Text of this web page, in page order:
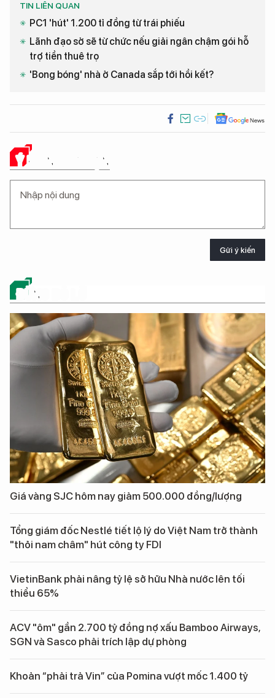
TIN LIÊN QUAN
PC1 'hút' 1.200 tỉ đồng từ trái phiếu
Lãnh đạo sở sẽ từ chức nếu giải ngân chậm gói hỗ
trợ tiền thuê trọ
'Bong bóng' nhà ở Canada sắp tới hồi kết?
Ý KIẾN CỦA BẠN
Gửi ý kiến
ĐỪNG BỎ LỠ
Giá vàng SJC hôm nay giảm 500.000 đồng/lượng
Tổng giám đốc Nestlé tiết lộ lý do Việt Nam trở thành
"thỏi nam châm" hút công ty FDI
VietinBank phải nâng tỷ lệ sở hữu Nhà nước lên tối
thiểu 65%
ACV "ôm" gần 2.700 tỷ đồng nợ xấu Bamboo Airways,
SGN và Sasco phải trích lập dự phòng
Khoản “phải trả Vin” của Pomina vượt mốc 1.400 tỷ